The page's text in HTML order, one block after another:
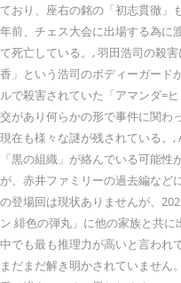
ており、座右の銘の「初志貫徹」
年前、チェス大会に出場する為に
て死亡している。, 羽田浩司の殺
香」という浩司のボディーガード
ルで殺害されていた「アマンダ=
交があり何らかの形で事件に関わ
現在も様々な謎が残されている。,
「黒の組織」が絡んでいる可能
が、赤井ファミリーの過去編など
の登場回は現状ありませんが、
ン 緋色の弾丸」に他の家族と共
中でも最も推理力が高いと言われ
まだまだ解き明かされていません